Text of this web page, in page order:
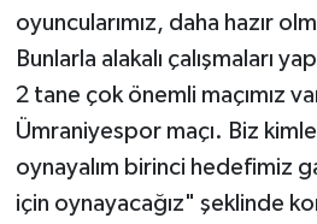
oyuncularımız, daha hazır
Bunlarla alakalı çalışmaları
2 tane çok önemli maçımız
Ümraniyespor maçı. Biz
oynayalım birinci hedefimiz
için oynayacağız" şeklinde